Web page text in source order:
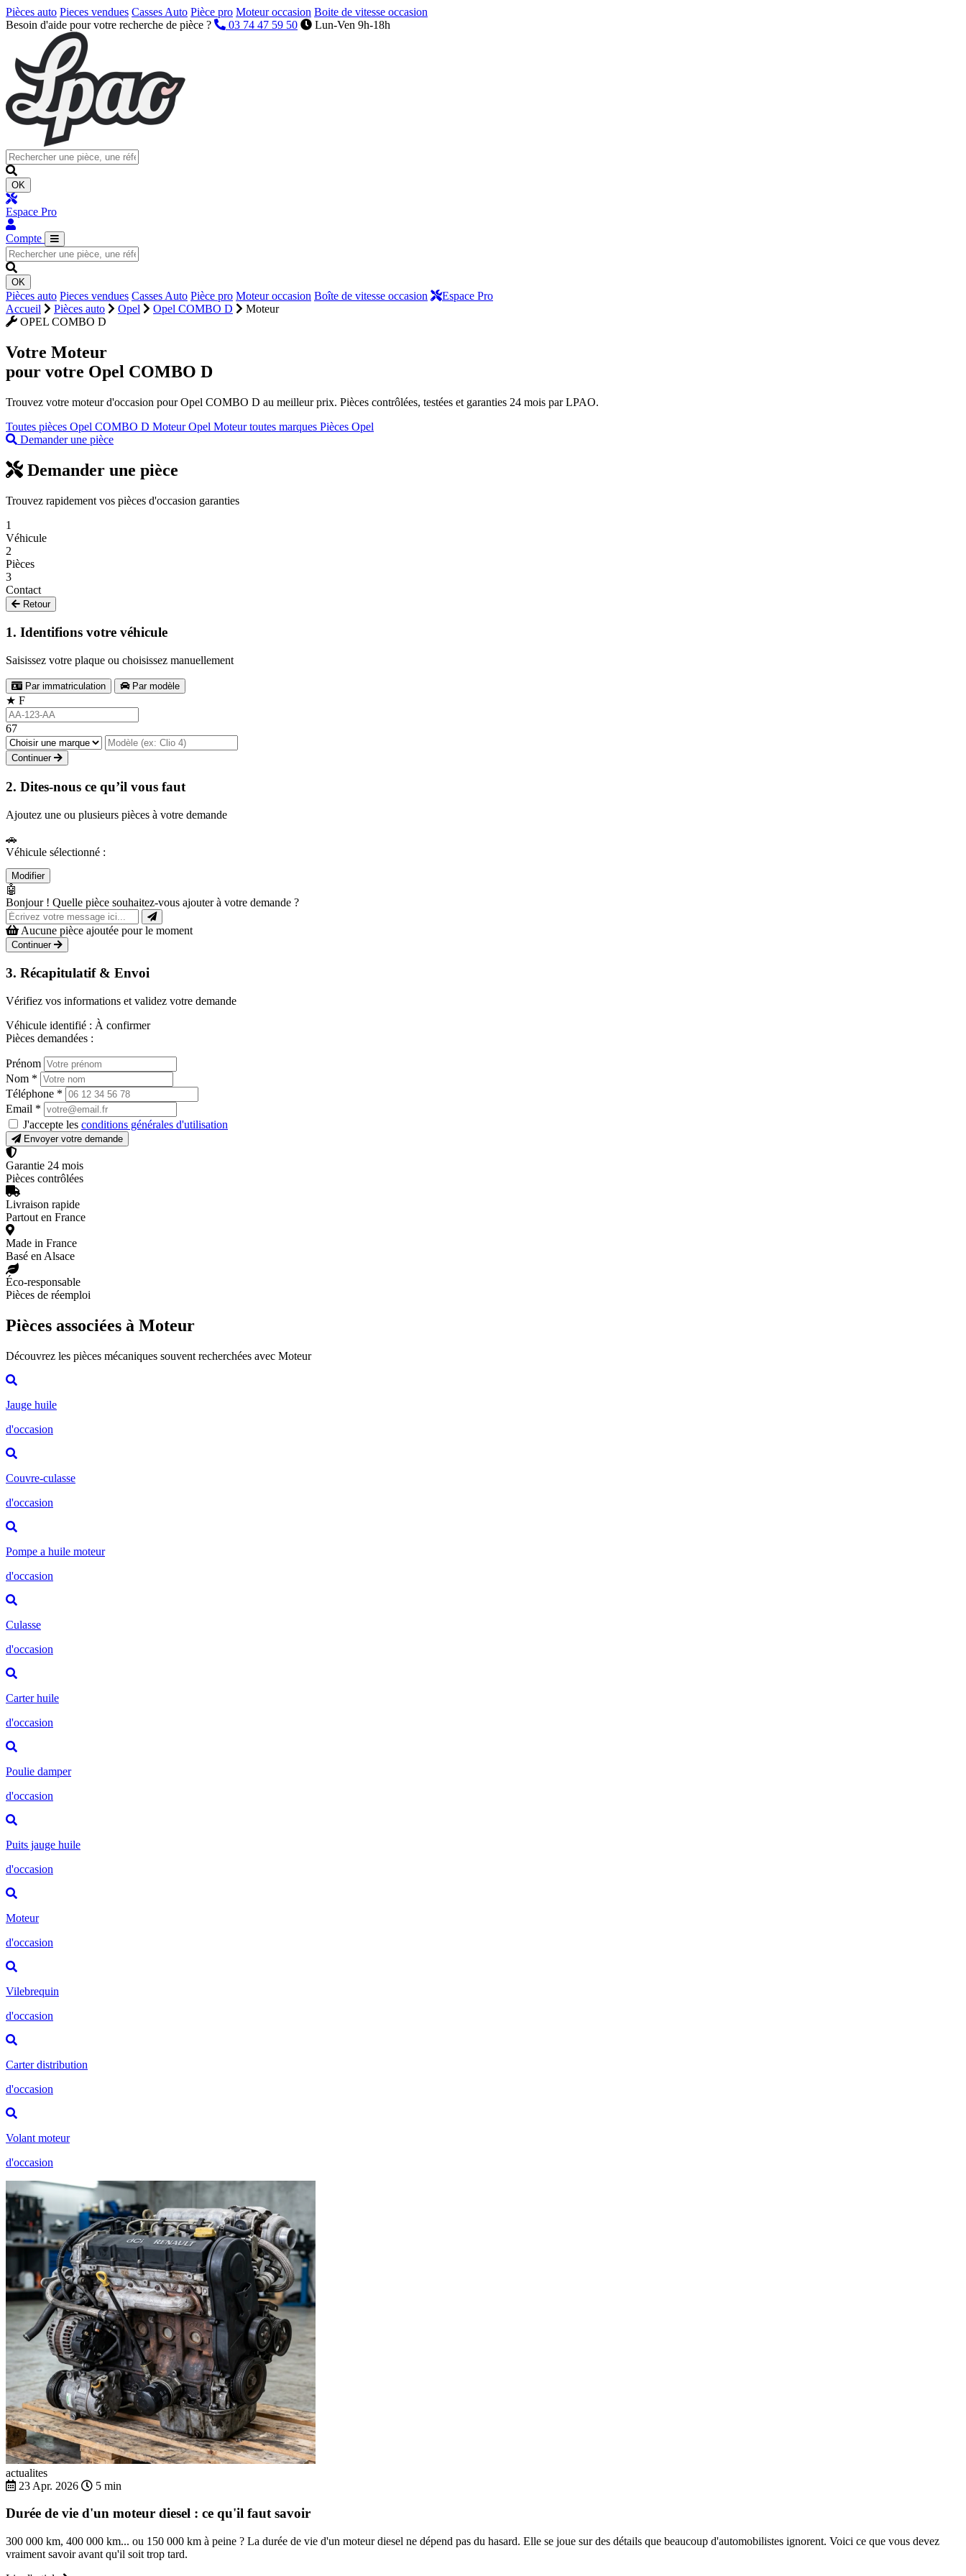
Pièces auto Pieces vendues Casses Auto Pièce pro Moteur occasion Boite de vitesse occasion
Besoin d'aide pour votre recherche de pièce ?
03 74 47 59 50 Lun-Ven 9h-18h
OK
Espace Pro
Compte
OK
Pièces auto Pieces vendues Casses Auto Pièce pro Moteur occasion Boîte de vitesse occasion
Espace Pro
Accueil
Pièces auto Opel Opel COMBO D
Moteur
OPEL COMBO D
Votre Moteur
pour votre Opel COMBO D
Trouvez votre moteur d'occasion pour Opel COMBO D au meilleur prix. Pièces contrôlées, testées et garanties 24 mois par LPAO.
Toutes pièces Opel COMBO D Moteur Opel Moteur toutes marques Pièces Opel
Demander une pièce
Demander une pièce
Trouvez rapidement vos pièces d'occasion garanties
1
Véhicule
2
Pièces
3
Contact
Retour
1. Identifions votre véhicule
Saisissez votre plaque ou choisissez manuellement
Par immatriculation Par modèle
★ F
67
Continuer
2. Dites-nous ce qu’il vous faut
Ajoutez une ou plusieurs pièces à votre demande
🚗
Véhicule sélectionné :
Modifier
🤖
Bonjour ! Quelle pièce souhaitez-vous ajouter à votre demande ?
Aucune pièce ajoutée pour le moment
Continuer
3. Récapitulatif & Envoi
Vérifiez vos informations et validez votre demande
Véhicule identifié : À confirmer
Pièces demandées :
Prénom
Nom *
Téléphone *
Email *
J'accepte les conditions générales d'utilisation
Envoyer votre demande
Garantie 24 mois
Pièces contrôlées
Livraison rapide
Partout en France
Made in France
Basé en Alsace
Éco-responsable
Pièces de réemploi
Pièces associées à Moteur
Découvrez les pièces mécaniques souvent recherchées avec Moteur
Jauge huile
d'occasion
Couvre-culasse
d'occasion
Pompe a huile moteur
d'occasion
Culasse
d'occasion
Carter huile
d'occasion
Poulie damper
d'occasion
Puits jauge huile
d'occasion
Moteur
d'occasion
Vilebrequin
d'occasion
Carter distribution
d'occasion
Volant moteur
d'occasion
actualites
23 Apr. 2026
5 min
Durée de vie d'un moteur diesel : ce qu'il faut savoir
300 000 km, 400 000 km... ou 150 000 km à peine ? La durée de vie d'un moteur diesel ne dépend pas du hasard. Elle se joue sur des détails que beaucoup d'automobilistes ignorent. Voici ce que vous devez
vraiment savoir avant qu'il soit trop tard.